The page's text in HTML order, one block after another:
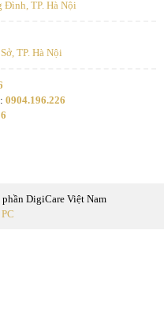
Đình, TP. Hà Nội
TP. Hà Nội
0904.196.226
DigiCare Việt Nam